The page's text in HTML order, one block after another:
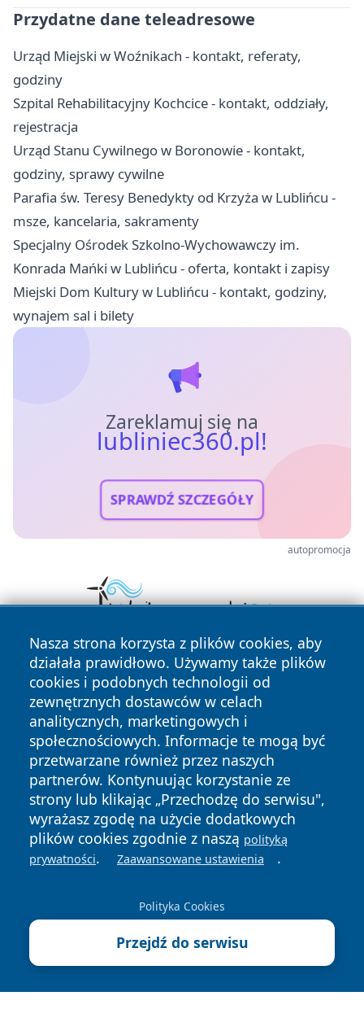
Przydatne dane teleadresowe
Urząd Miejski w Woźnikach - kontakt, referaty,
godziny
Szpital Rehabilitacyjny Kochcice - kontakt, oddziały,
rejestracja
Urząd Stanu Cywilnego w Boronowie - kontakt,
godziny, sprawy cywilne
Parafia św. Teresy Benedykty od Krzyża w Lublińcu -
msze, kancelaria, sakramenty
Specjalny Ośrodek Szkolno-Wychowawczy im.
Konrada Mańki w Lublińcu - oferta, kontakt i zapisy
Miejski Dom Kultury w Lublińcu - kontakt, godziny,
wynajem sal i bilety
Zareklamuj się na
lubliniec360.pl!
SPRAWDŹ SZCZEGÓŁY
autopromocja
Nasza strona korzysta z plików cookies, aby
działała prawidłowo. Używamy także plików
cookies i podobnych technologii od
zewnętrznych dostawców w celach
analitycznych, marketingowych i
społecznościowych. Informacje te mogą być
przetwarzane również przez naszych
partnerów. Kontynuując korzystanie ze
strony lub klikając „Przechodzę do serwisu",
wyrażasz zgodę na użycie dodatkowych
plików cookies zgodnie z naszą polityką
prywatności. Zaawansowane ustawienia .
Polityka Cookies
Przejdź do serwisu
Copyright © 2026 lubliniec360.pl Wszystkie prawa
zastrzeżone.
News Autorzy
Polityka
Prywatności
Polityka
Cookies